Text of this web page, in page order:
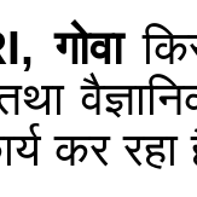
गोवा
कर